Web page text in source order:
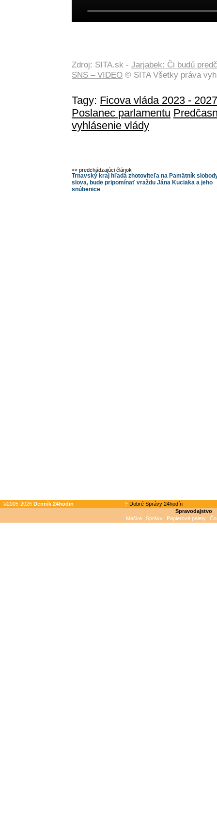
Zdroj: SITA.sk - Jarjabek: Či budú
SNS – VIDEO © SITA Všetky práva
Tagy: Ficova vláda 2023 -
Poslanec parlamentu
vyhlásenie vlády
<< predchádzajúci článok
Trnavský kraj hľadá zhotoviteľa na Pamätník
slova, bude pripomínať vraždu Jána Kuciaka a jeho
snúbenice
©2005-2026 Denník 24hodin
Dobré Správy 24hodín
Spravodajstvo
Mačka
Správy Papierové palety